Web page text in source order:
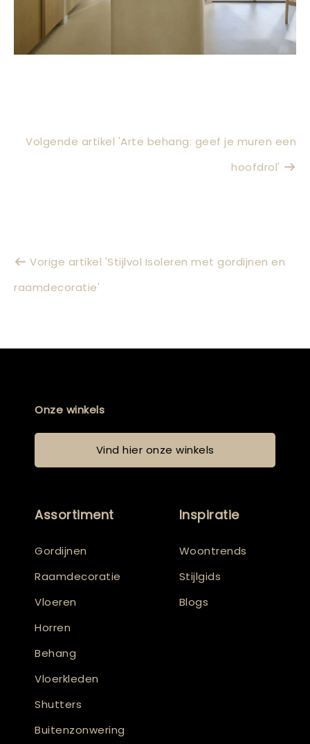
Volgende artikel 'Arte behang: geef je muren een
hoofdrol'
Vorige artikel 'Stijlvol Isoleren met gordijnen en
raamdecoratie'
Onze winkels
Vind hier onze winkels
Assortiment
Gordijnen
Raamdecoratie
Vloeren
Horren
Behang
Vloerkleden
Shutters
Buitenzonwering
Inspiratie
Woontrends
Stijlgids
Blogs